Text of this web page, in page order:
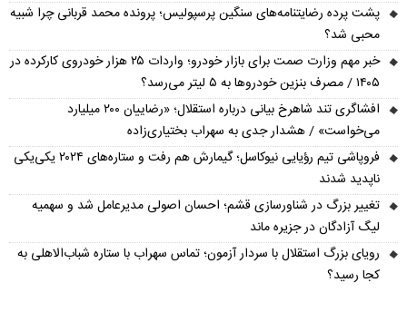
پشت پرده رضایتنامه‌های سنگین پرسپولیس؛ پرونده محمد قربانی چرا شبیه
محبی شد؟
خبر مهم وزارت صمت برای بازار خودرو؛ واردات ۲۵ هزار خودروی کارکرده در
۱۴۰۵ / مصرف بنزین خودروها به ۵ لیتر می‌رسد؟
افشاگری تند شاهرخ بیانی درباره استقلال؛ «رضاییان ۲۰۰ میلیارد
می‌خواست» / هشدار جدی به سهراب بختیاری‌زاده
فروپاشی تیم رؤیایی نیوکاسل؛ گیمارش هم رفت و ستاره‌های ۲۰۲۴ یکی‌یکی
ناپدید شدند
تغییر بزرگ در شناورسازی قشم؛ احسان اصولی مدیرعامل شد و سهمیه
لیگ آزادگان در جزیره ماند
رویای بزرگ استقلال با سردار آزمون؛ تماس سهراب با ستاره شباب‌الاهلی به
کجا رسید؟